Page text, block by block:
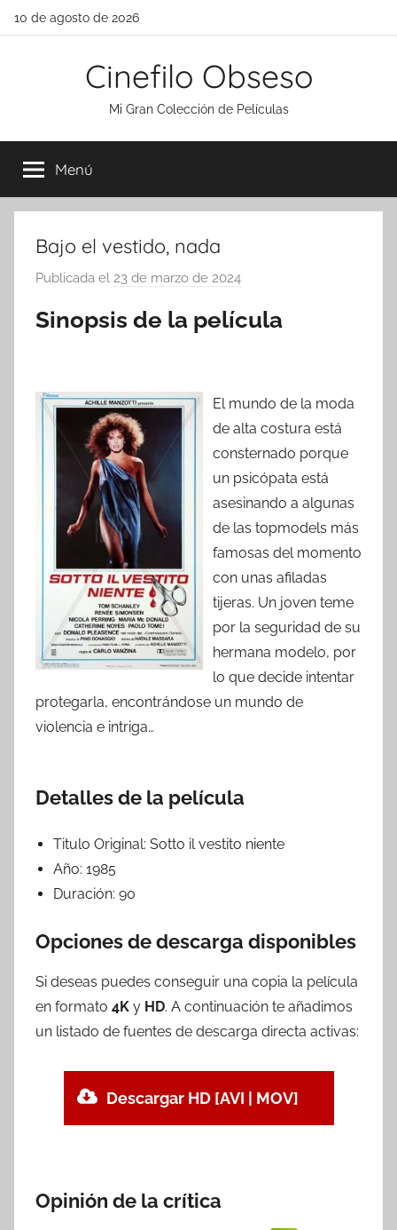
Saltar
10 de agosto de 2026
Cinefilo Obseso
Mi Gran Colección de Películas
Menú
Bajo el vestido, nada
Publicada el 23 de marzo de 2024
r
Sinopsis de la película
El mundo de la moda
de alta costura está
consternado porque
un psicópata está
asesinando a algunas
de las topmodels más
famosas del momento
con unas afiladas
tijeras. Un joven teme
por la seguridad de su
hermana modelo, por
lo que decide intentar
protegarla, encontrándose un mundo de
violencia e intriga…
Detalles de la película
Titulo Original: Sotto il vestito niente
Año: 1985
Duración: 90
Opciones de descarga disponibles
Si deseas puedes conseguir una copia la película
en formato 4K y HD. A continuación te añadimos
un listado de fuentes de descarga directa activas:
Descargar HD [AVI | MOV]
Opinión de la crítica